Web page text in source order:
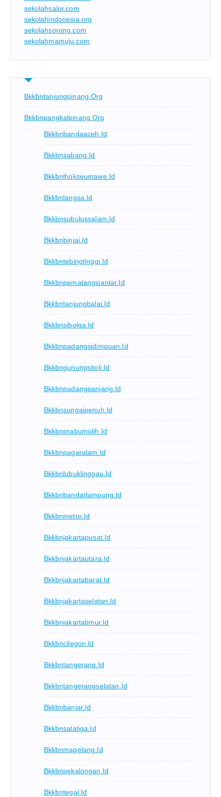
sekolahsalor.com
sekolahindonesia.org
sekolahsorong.com
sekolahmamuju.com
Bkkbntanjungpinang.org
Bkkbnpangkalpinang.org
Bkkbnbandaaceh.id
Bkkbnsabang.id
Bkkbnlhokseumawe.id
Bkkbnlangsa.id
Bkkbnsubulussalam.id
Bkkbnbinjai.id
Bkkbntebingtinggi.id
Bkkbnpematangsiantar.id
Bkkbntanjungbalai.id
Bkkbnsibolga.id
Bkkbnpadangsidimpuan.id
Bkkbngunungsitoli.id
Bkkbnpadangpanjang.id
Bkkbnsungaipenuh.id
Bkkbnprabumulih.id
Bkkbnpagaralam.id
Bkkbnlubuklinggau.id
Bkkbnbandarlampung.id
Bkkbnmetro.id
Bkkbnjakartapusat.id
Bkkbnjakartautara.id
Bkkbnjakartabarat.id
Bkkbnjakartaselatan.id
Bkkbnjakartatimur.id
Bkkbncilegon.id
Bkkbntangerang.id
Bkkbntangerangselatan.id
Bkkbnbanjar.id
Bkkbnsalatiga.id
Bkkbnmagelang.id
Bkkbnpekalongan.id
Bkkbntegal.id